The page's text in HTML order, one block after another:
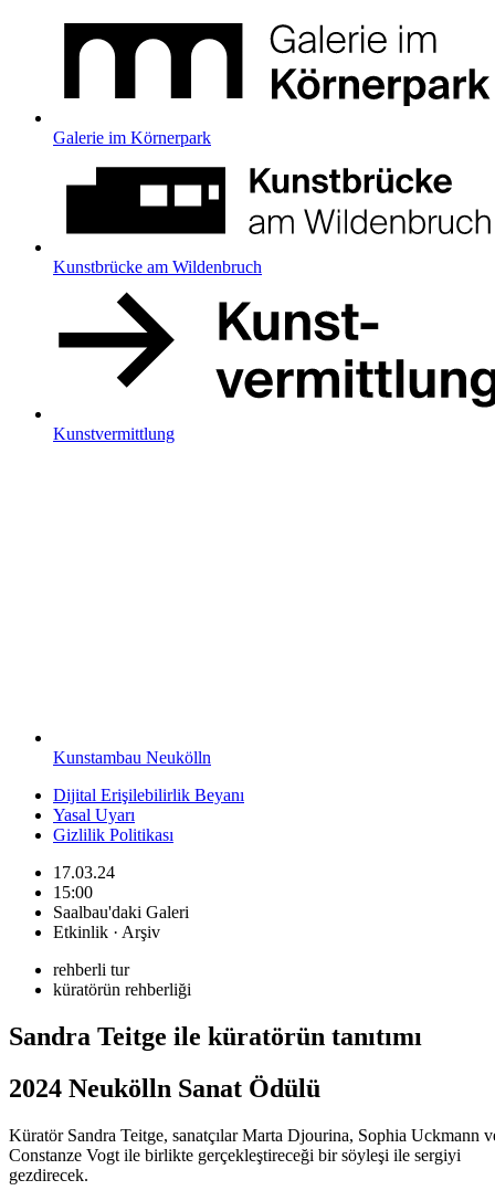
Galerie im Körnerpark
Kunstbrücke am Wildenbruch
Kunstvermittlung
Kunstambau Neukölln
Dijital Erişilebilirlik Beyanı
Yasal Uyarı
Gizlilik Politikası
17.03.24
15:00
Saalbau'daki Galeri
Etkinlik · Arşiv
rehberli tur
küratörün rehberliği
Sandra Teitge ile küratörün tanıtımı
2024 Neukölln Sanat Ödülü
Küratör Sandra Teitge, sanatçılar Marta Djourina, Sophia Uckmann
Constanze Vogt ile birlikte gerçekleştireceği bir söyleşi ile sergiyi
gezdirecek.